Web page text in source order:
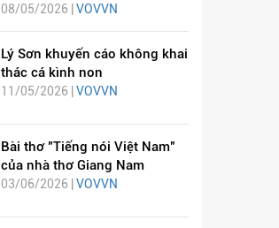
08/05/2026 | VOVVN
Lý Sơn khuyến cáo không khai
thác cá kình non
11/05/2026 | VOVVN
Bài thơ "Tiếng nói Việt Nam"
của nhà thơ Giang Nam
03/06/2026 | VOVVN